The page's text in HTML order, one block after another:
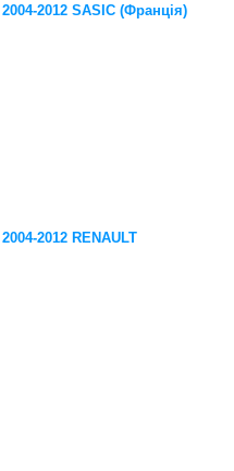
2012 SASIC (Франція)
2012 RENAULT